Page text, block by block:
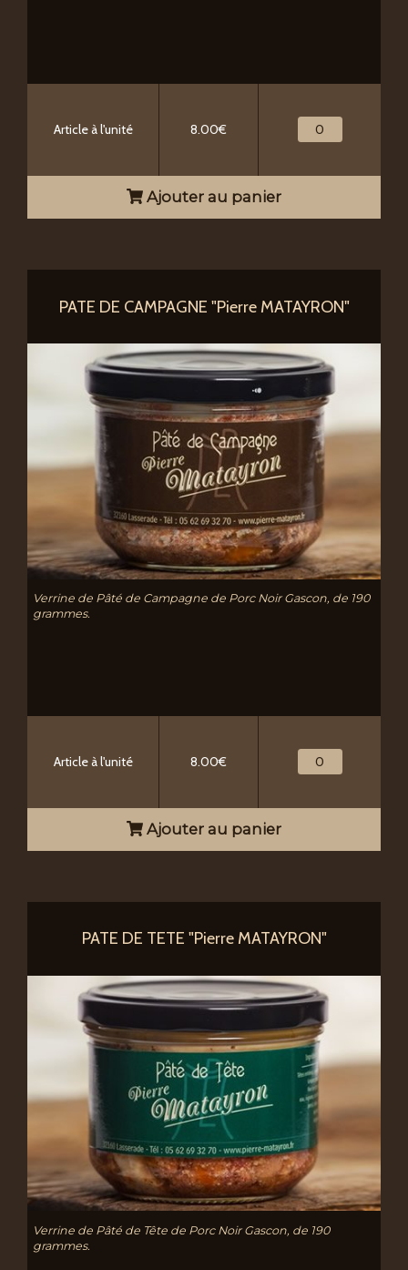
Article à l'unité 8.00€
Ajouter au panier
PATE DE CAMPAGNE "Pierre MATAYRON"
Verrine de Pâté de Campagne de Porc Noir Gascon, de 190
grammes.
Article à l'unité 8.00€
Ajouter au panier
PATE DE TETE "Pierre MATAYRON"
Verrine de Pâté de Tête de Porc Noir Gascon, de 190
grammes.